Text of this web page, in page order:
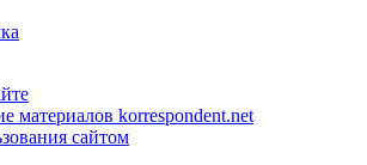
материалов korrespondent.net
сайтом